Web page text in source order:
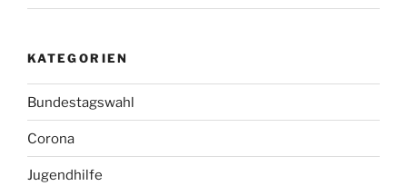
KATEGORIEN
Bundestagswahl
Corona
Jugendhilfe